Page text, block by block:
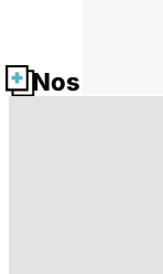
Nos fiches